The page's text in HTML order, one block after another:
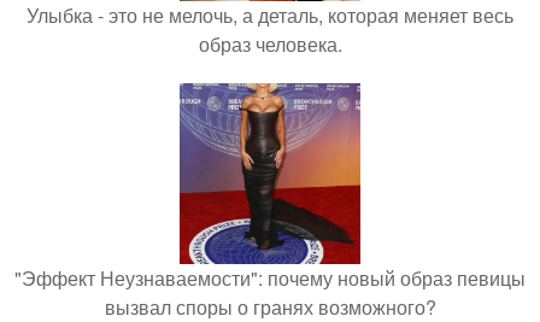
Улыбка - это не мелочь, а деталь, которая меняет весь
образ человека.
"Эффект Неузнаваемости": почему новый образ певицы
вызвал споры о гранях возможного?